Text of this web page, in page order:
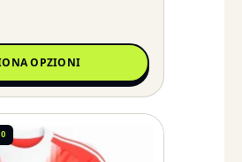
OPZIONI